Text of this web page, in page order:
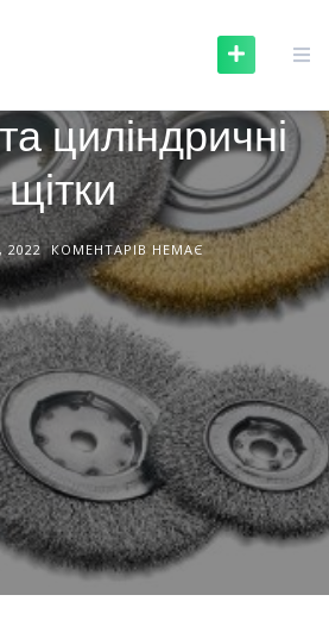
ОБЛАДНАННЯ
циліндричні
щітки
2022 КОМЕНТАРІВ НЕМАЄ